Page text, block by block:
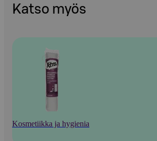
Katso myös
Kosmetiikka ja hygienia